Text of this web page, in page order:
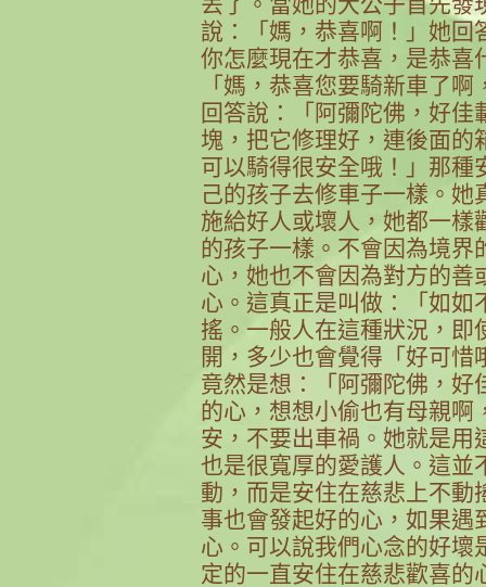
說：「媽，恭喜啊！」她回
你怎麼現在才恭喜，是恭喜
「媽，恭喜您要騎新車了
回答說：「阿彌陀佛，好
塊，把它修理好，連後面的
可以騎得很安全哦！」那種
己的孩子去修車子一樣。
施給好人或壞人，她都一樣
的孩子一樣。不會因為境界
心，她也不會因為對方的善
心。這真正是叫做：「如如
搖。一般人在這種狀況，即
開，多少也會覺得「好可
竟然是想：「阿彌陀佛，好
的心，想想小偷也有母親啊
安，不要出車禍。她就是用
也是很寬厚的愛護人。這並
動，而是安住在慈悲上不動
事也會發起好的心，如果遇
心。可以說我們心念的好壞
定的一直安住在慈悲歡喜的